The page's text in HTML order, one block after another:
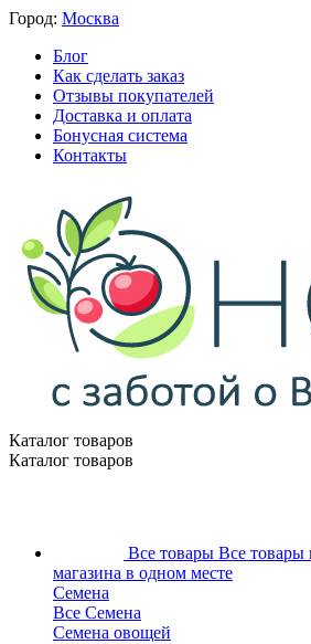
Город: Москва
Блог
Как сделать заказ
Отзывы покупателей
Доставка и оплата
Бонусная система
Контакты
Каталог товаров
Каталог товаров
Все товары Все товары
магазина в одном месте
Семена
Все Семена
Семена овощей